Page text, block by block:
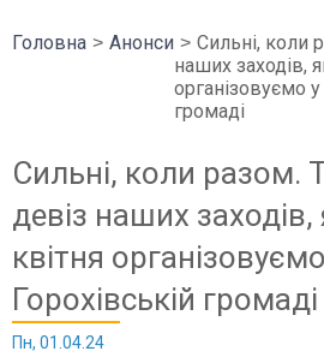
Головна Анонси
Сильні, коли
наших заходів,
організовуємо у
громаді
Сильні, коли разом.
девіз наших заходів,
квітня
Горохівській громаді
Пн, 01.04.24